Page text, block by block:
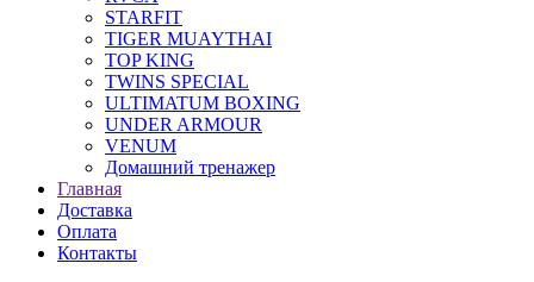
STARFIT
TIGER MUAYTHAI
TOP KING
TWINS SPECIAL
ULTIMATUM BOXING
UNDER ARMOUR
VENUM
Домашний тренажер
Главная
Доставка
Оплата
Контакты